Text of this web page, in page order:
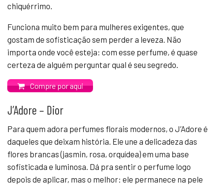
chiquérrimo.
Funciona muito bem para mulheres exigentes, que
gostam de sofisticação sem perder a leveza. Não
importa onde você esteja: com esse perfume, é quase
certeza de alguém perguntar qual é seu segredo.
Compre por aqui
J’Adore – Dior
Para quem adora perfumes florais modernos, o J’Adore é
daqueles que deixam história. Ele une a delicadeza das
flores brancas (jasmin, rosa, orquídea) em uma base
sofisticada e luminosa. Dá pra sentir o perfume logo
depois de aplicar, mas o melhor: ele permanece na pele